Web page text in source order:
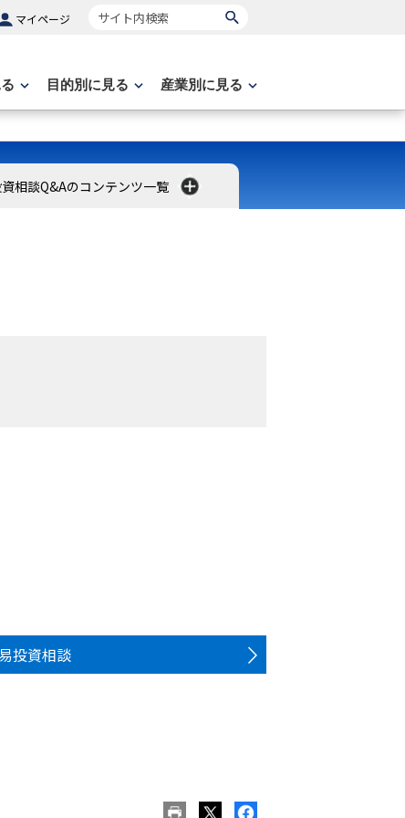
マイページ サイト内検索
目的別に見る 産業別に見る
相談Q&Aのコンテンツ一覧
投資相談